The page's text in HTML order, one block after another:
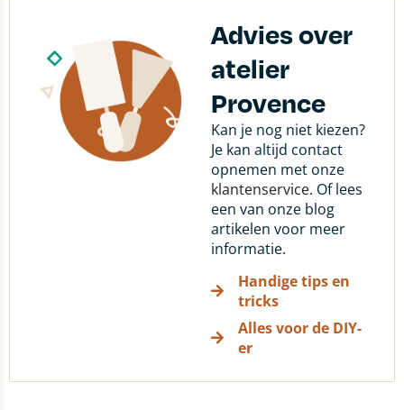
Advies over
atelier
Provence
Kan je nog niet kiezen?
Je kan altijd contact
opnemen met onze
klantenservice. Of lees
een van onze blog
artikelen voor meer
informatie.
Handige tips en
tricks
Alles voor de DIY-
er